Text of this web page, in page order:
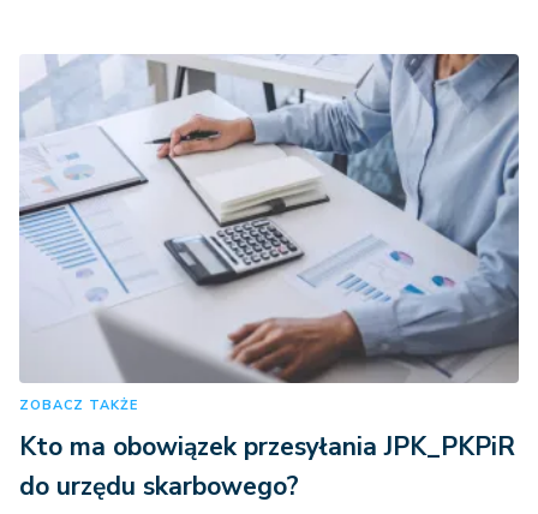
ZOBACZ TAKŻE
Kto ma obowiązek przesyłania JPK_PKPiR
do urzędu skarbowego?